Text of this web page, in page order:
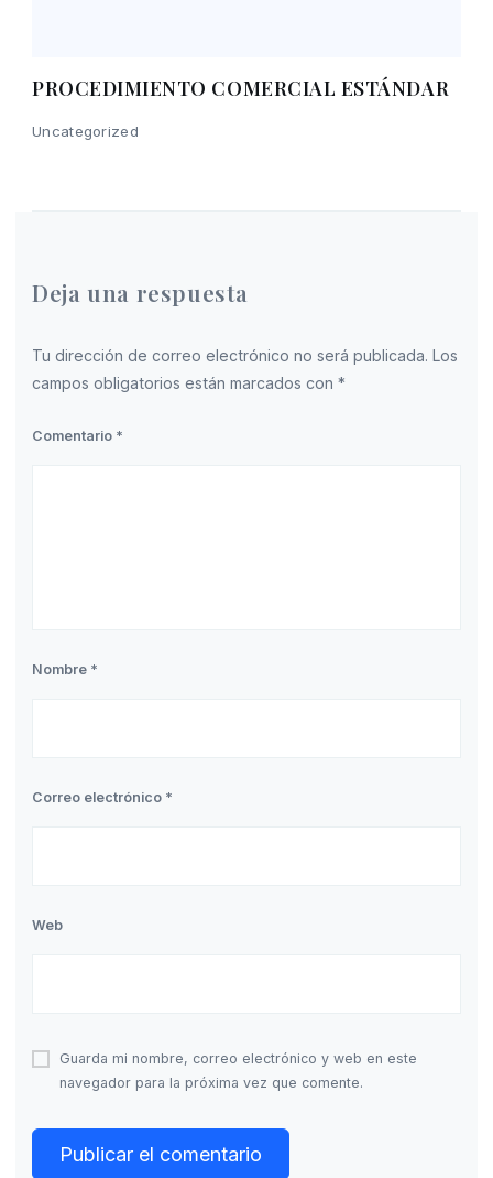
PROCEDIMIENTO COMERCIAL ESTÁNDAR
Uncategorized
Deja una respuesta
Tu dirección de correo electrónico no será publicada. Los
campos obligatorios están marcados con *
Comentario *
Nombre *
Correo electrónico *
Web
Guarda mi nombre, correo electrónico y web en este
navegador para la próxima vez que comente.